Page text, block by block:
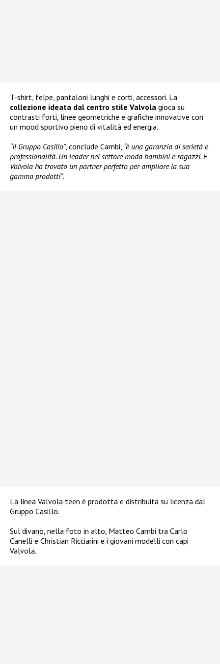
T-shirt, felpe, pantaloni lunghi e corti, accessori. La
collezione ideata dal centro stile Valvola gioca su
contrasti forti, linee geometriche e grafiche innovative con
un mood sportivo pieno di vitalità ed energia.
“Il Gruppo Casillo”, conclude Cambi, “è una garanzia di serietà e
professionalità. Un leader nel settore moda bambini e ragazzi. E
Valvola ha trovato un partner perfetto per ampliare la sua
gamma prodotti”.
La linea Valvola teen è prodotta e distribuita su licenza dal
Gruppo Casillo.
Sul divano, nella foto in alto, Matteo Cambi tra Carlo
Canelli e Christian Ricciarini e i giovani modelli con capi
Valvola.